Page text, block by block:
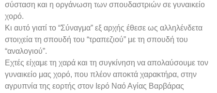
σύσταση και η οργάνωση των σπουδαστριών σε γυναικείο
χορό.
Κι αυτό γιατί το “Σύναγμα” εξ αρχής έθεσε ως αλληλένδετα
στοιχεία τη σπουδή του “τραπεζιού” με τη σπουδή του
“αναλογιού”.
Εχτές είχαμε τη χαρά και τη συγκίνηση να απολαύσουμε τον
γυναικείο μας χορό, που πλέον αποκτά χαρακτήρα, στην
αγρυπνία της εορτής στον Ιερό Ναό Αγίας Βαρβάρας